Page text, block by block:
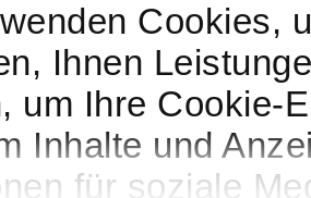
Cookies,
Ihnen
um Ihre Cookie-
Inhalte und
für soziale